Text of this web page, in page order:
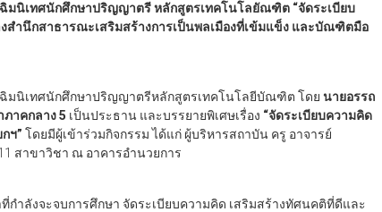
มนิเทศนักศึกษาปริญญาตรี หลักสูตรเทคโนโลยัณฑิต “จัดระเบียบ
สำนึกสาธารณะเสริมสร้างการเป็นพลเมืองที่เข้มแข็ง และบัณฑิตมือ
มนิเทศนักศึกษาปริญญาตรีหลักสูตรเทคโนโลยีบัณฑิต โดย นายอรรถ
าคกลาง 5 เป็นประธาน และบรรยายพิเศษเรื่อง “จัดระเบียบความคิด
ฯ” โดยมีผู้เข้าร่วมกิจกรรม ได้แก่ ผู้บริหารสถาบัน ครู อาจารย์
สาขาวิชา ณ อาคารอำนวยการ
กำลังจะจบการศึกษา จัดระเบียบความคิด เสริมสร้างทัศนคติที่ดีและ